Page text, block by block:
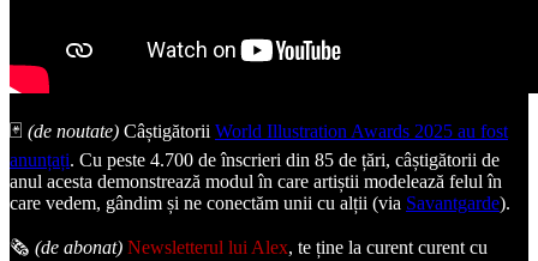
🃏 (de noutate) Câștigătorii World Illustration Awards 2025 au fost
anunțați. Cu peste 4.700 de înscrieri din 85 de țări, câștigătorii de
anul acesta demonstrează modul în care artiștii modelează felul în
care vedem, gândim și ne conectăm unii cu alții (via Savantgarde).
🗞️ (de abonat) Newsletterul lui Alex, te ține la curent curent cu